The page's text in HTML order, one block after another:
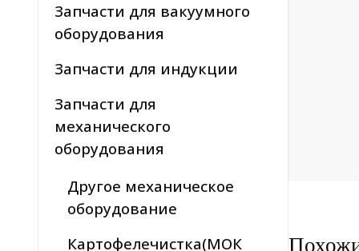
Запчасти для вакуумного
оборудования
Запчасти для индукции
Запчасти для
механического
оборудования
Другое механическое
оборудование
Картофелечистка(МОК